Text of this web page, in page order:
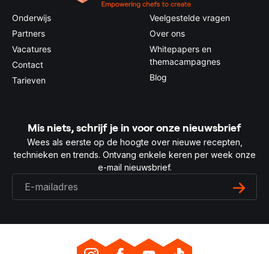
Onderwijs
Partners
Vacatures
Contact
Tarieven
Veelgestelde vragen
Over ons
Whitepapers en
themacampagnes
Blog
Mis niets, schrijf je in voor onze nieuwsbrief
Wees als eerste op de hoogte over nieuwe recepten,
technieken en trends. Ontvang enkele keren per week onze
e-mail nieuwsbrief.